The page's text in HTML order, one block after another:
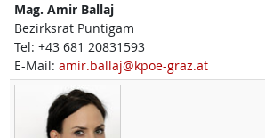
Mag. Amir Ballaj
Bezirksrat Puntigam
Tel: +43 681 20831593
E-Mail: amir.ballaj@kpoe-graz.at